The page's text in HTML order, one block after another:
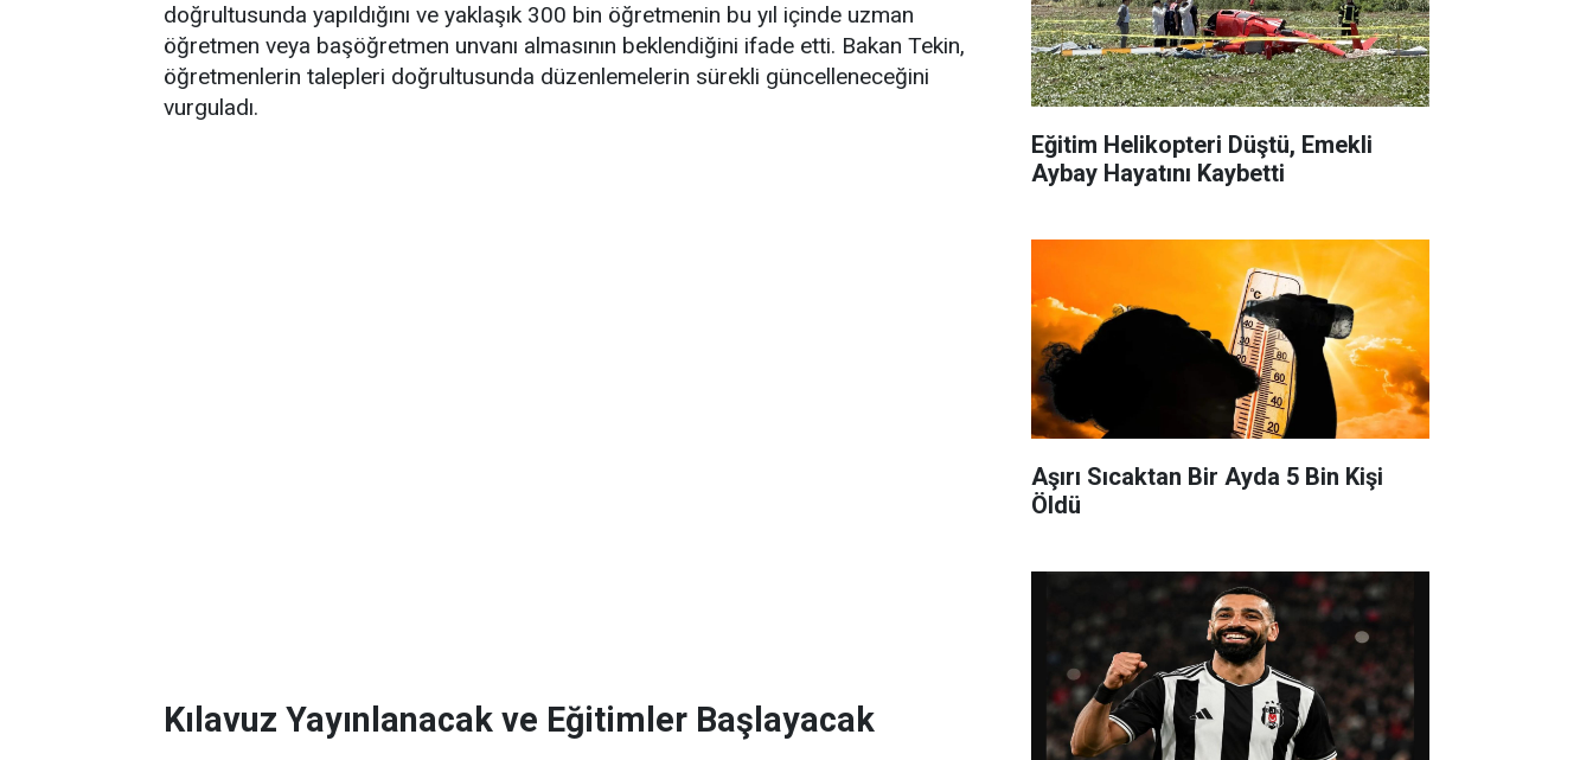
doğrultusunda yapıldığını ve yaklaşık 300 bin öğretmenin bu yıl içinde uzman
öğretmen veya başöğretmen unvanı almasının beklendiğini ifade etti. Bakan Tekin,
öğretmenlerin talepleri doğrultusunda düzenlemelerin sürekli güncelleneceğini
vurguladı.
Kılavuz Yayınlanacak ve Eğitimler Başlayacak
Eğitim Helikopteri Düştü, Emekli
Aybay Hayatını Kaybetti
Aşırı Sıcaktan Bir Ayda 5 Bin Kişi
Öldü